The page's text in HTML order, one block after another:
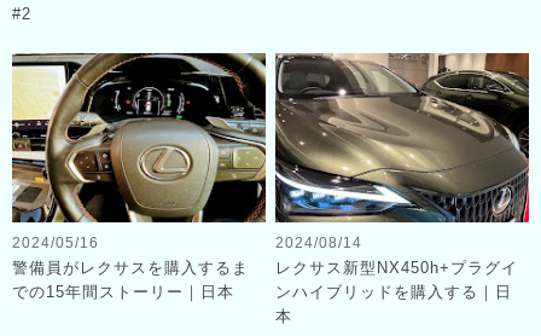
#2
2024/05/16
警備員がレクサスを購入するま
での15年間ストーリー｜日本
2024/08/14
レクサス新型NX450h+プラグイ
ンハイブリッドを購入する｜日
本